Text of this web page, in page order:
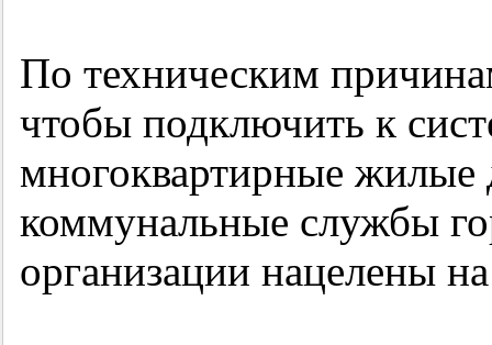
По техническим
чтобы подключить к
многоквартирные жилые
коммунальные службы
организации нацелены